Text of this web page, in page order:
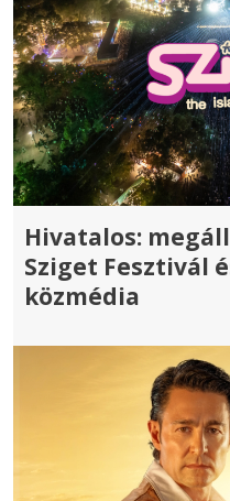
Hivatalos:
Sziget Fesztivál
közmédia